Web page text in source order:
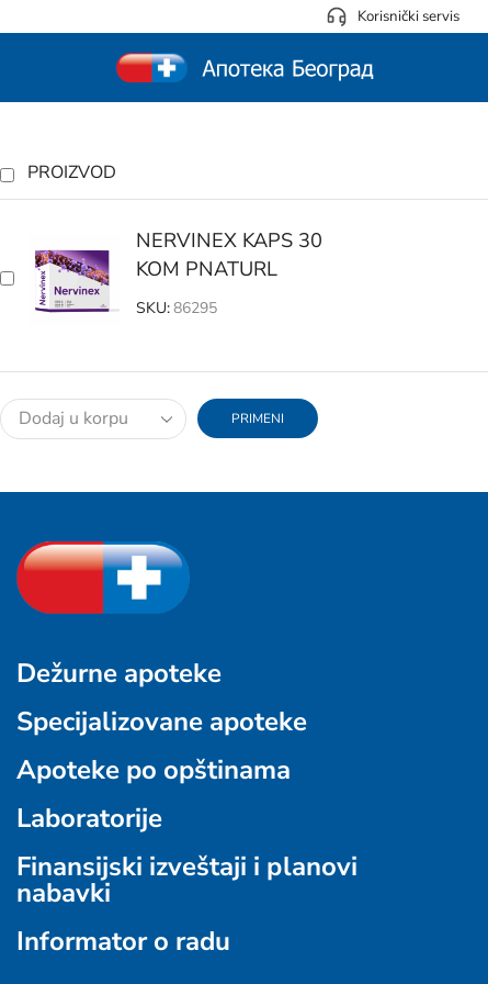
Korisnički servis
PROIZVOD
NERVINEX KAPS 30
KOM PNATURL
SKU:86295
PRIMENI
Dežurne apoteke
Specijalizovane apoteke
Apoteke po opštinama
Laboratorije
Finansijski izveštaji i planovi
nabavki
Informator o radu